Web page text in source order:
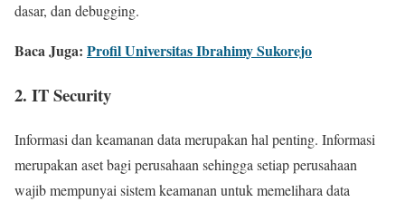
dasar, dan debugging.
Baca Juga: Profil Universitas Ibrahimy Sukorejo
2. IT Security
Informasi dan keamanan data merupakan hal penting. Informasi
merupakan aset bagi perusahaan sehingga setiap perusahaan
wajib mempunyai sistem keamanan untuk memelihara data